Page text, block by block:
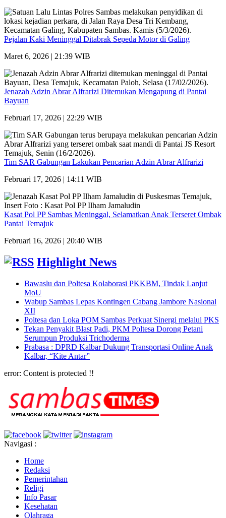
Pejalan Kaki Meninggal Ditabrak Sepeda Motor di Galing
Maret 6, 2026 | 21:39 WIB
Jenazah Adzin Abrar Alfrarizi Ditemukan Mengapung di Pantai
Bayuan
Februari 17, 2026 | 22:29 WIB
Tim SAR Gabungan Lakukan Pencarian Adzin Abrar Alfrarizi
Februari 17, 2026 | 14:11 WIB
Kasat Pol PP Sambas Meninggal, Selamatkan Anak Terseret Ombak
Pantai Temajuk
Februari 16, 2026 | 20:40 WIB
Highlight News
Bawaslu dan Poltesa Kolaborasi PKKBM, Tindak Lanjut
MoU
Wabup Sambas Lepas Kontingen Cabang Jambore Nasional
XII
Poltesa dan Loka POM Sambas Perkuat Sinergi melalui PKS
Tekan Penyakit Blast Padi, PKM Poltesa Dorong Petani
Serumpun Produksi Trichoderma
Prabasa : DPRD Kalbar Dukung Transportasi Online Anak
Kalbar, “Kite Antar”
error: Content is protected !!
Navigasi :
Home
Redaksi
Pemerintahan
Religi
Info Pasar
Kesehatan
Olahraga